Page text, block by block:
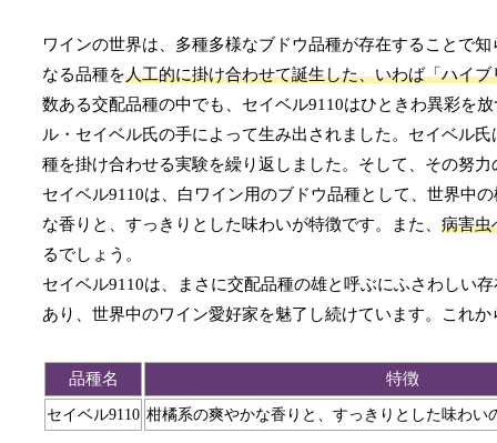
ワインの世界は、多種多様なブドウ品種が存在することで
なる品種を人工的に掛け合わせて誕生した、いわば「ハイブ
数ある交配品種の中でも、セイベル9110はひときわ異彩を
ル・セイベル氏の手によって生み出されました。セイベル
種を掛け合わせる実験を繰り返しました。そして、その努
セイベル9110は、白ワイン用のブドウ品種として、世界中
な香りと、すっきりとした味わいが特徴です。また、 病害虫
るでしょう。
セイベル9110は、まさに交配品種の雄と呼ぶにふさわしい
あり、世界中のワイン愛好家を魅了し続けています。これ
品種名 特徴
セイベル9110 柑橘系の爽やかな香りと、すっきりとした味わい